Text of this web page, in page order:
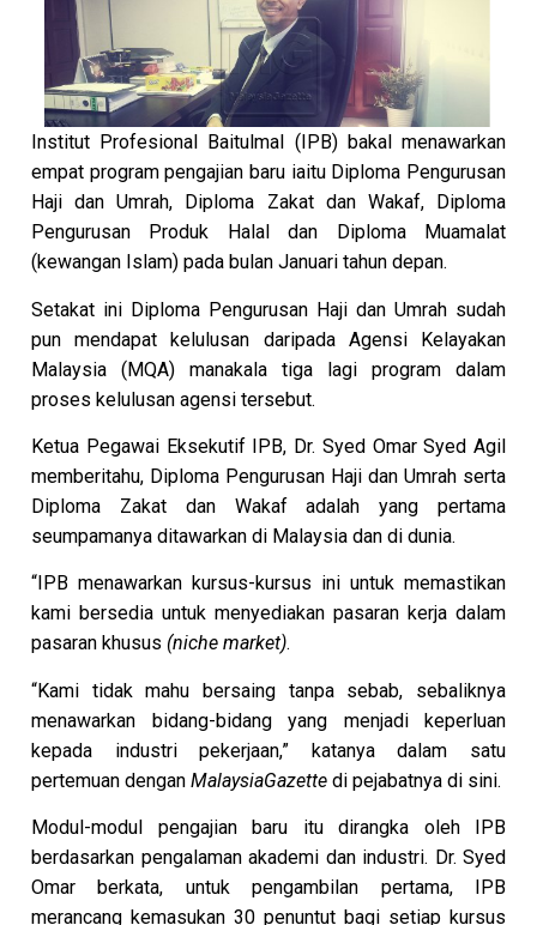
Institut Profesional Baitulmal (IPB) bakal menawarkan
empat program pengajian baru iaitu Diploma Pengurusan
Haji dan Umrah, Diploma Zakat dan Wakaf, Diploma
Pengurusan Produk Halal dan Diploma Muamalat
(kewangan Islam) pada bulan Januari tahun depan.
Setakat ini Diploma Pengurusan Haji dan Umrah sudah
pun mendapat kelulusan daripada Agensi Kelayakan
Malaysia (MQA) manakala tiga lagi program dalam
proses kelulusan agensi tersebut.
Ketua Pegawai Eksekutif IPB, Dr. Syed Omar Syed Agil
memberitahu, Diploma Pengurusan Haji dan Umrah serta
Diploma Zakat dan Wakaf adalah yang pertama
seumpamanya ditawarkan di Malaysia dan di dunia.
“IPB menawarkan kursus-kursus ini untuk memastikan
kami bersedia untuk menyediakan pasaran kerja dalam
pasaran khusus (niche market).
“Kami tidak mahu bersaing tanpa sebab, sebaliknya
menawarkan bidang-bidang yang menjadi keperluan
kepada industri pekerjaan,” katanya dalam satu
pertemuan dengan MalaysiaGazette di pejabatnya di sini.
Modul-modul pengajian baru itu dirangka oleh IPB
berdasarkan pengalaman akademi dan industri. Dr. Syed
Omar berkata, untuk pengambilan pertama, IPB
merancang kemasukan 30 penuntut bagi setiap kursus